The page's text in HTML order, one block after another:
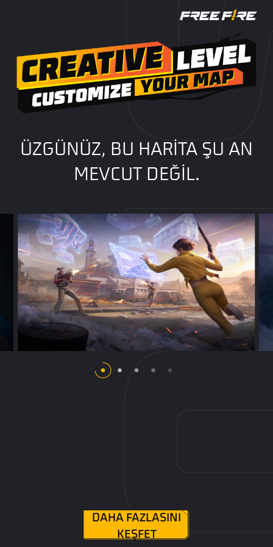
ÜZGÜNÜZ, BU HARİTA ŞU AN
MEVCUT DEĞİL.
DAHA FAZLASINI
KEŞFET